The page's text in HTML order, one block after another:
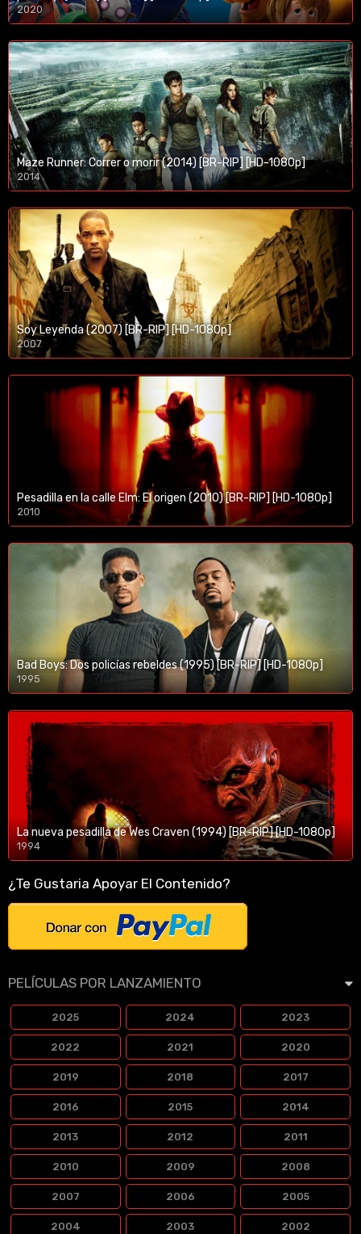
2020
1080p/720p
Maze Runner: Correr o morir (2014) [BR-RIP] [HD-1080p]
2014
1080p/720p
Soy Leyenda (2007) [BR-RIP] [HD-1080p]
2007
1080p/720p
Pesadilla en la calle Elm: El origen (2010) [BR-RIP] [HD-1080p]
2010
1080p/720p
Bad Boys: Dos policías rebeldes (1995) [BR-RIP] [HD-1080p]
1995
1080p/720p
La nueva pesadilla de Wes Craven (1994) [BR-RIP] [HD-1080p]
1994
1080p/720p
¿Te Gustaria Apoyar El Contenido?
PELÍCULAS POR LANZAMIENTO
2025 2024 2023
2022 2021 2020
2019 2018 2017
2016 2015 2014
2013 2012 2011
2010 2009 2008
2007 2006 2005
2004 2003 2002